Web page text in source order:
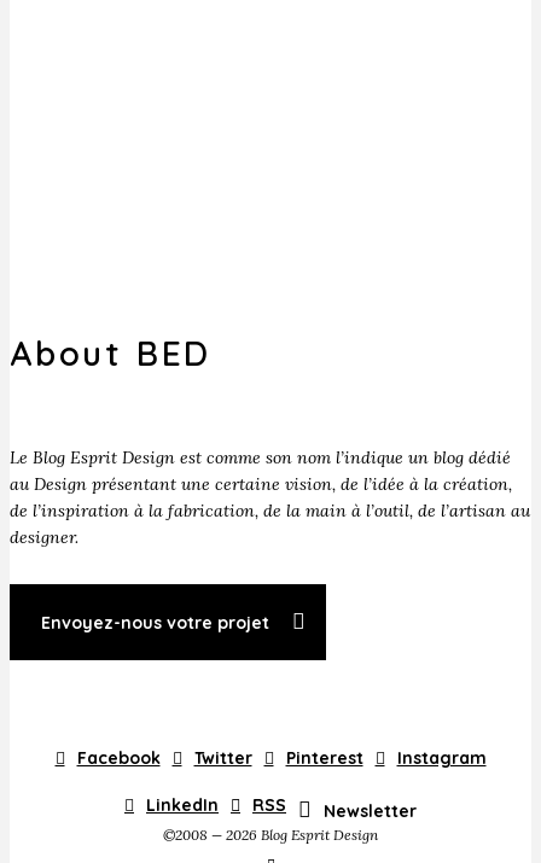
About BED
Le Blog Esprit Design est comme son nom l’indique un blog dédié
au Design présentant une certaine vision, de l’idée à la création,
de l’inspiration à la fabrication, de la main à l’outil, de l’artisan au
designer.
Envoyez-nous votre projet
Facebook Twitter Pinterest Instagram
LinkedIn RSS Newsletter
©2008 — 2026 Blog Esprit Design